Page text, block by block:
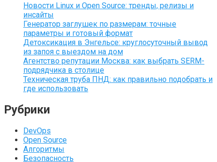
Новости Linux и Open Source: тренды, релизы и
инсайты
Генератор заглушек по размерам: точные
параметры и готовый формат
Детоксикация в Энгельсе: круглосуточный вывод
из запоя с выездом на дом
Агентство репутации Москва: как выбрать SERM-
подрядчика в столице
Техническая труба ПНД: как правильно подобрать и
где использовать
Рубрики
DevOps
Open Source
Алгоритмы
Безопасность